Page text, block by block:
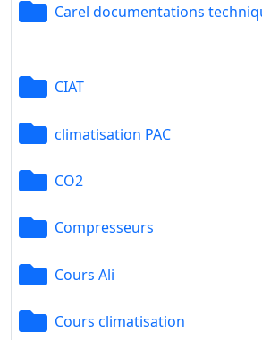
Carel documentations
CIAT
climatisation PAC
CO2
Compresseurs
Cours Ali
Cours climatisation